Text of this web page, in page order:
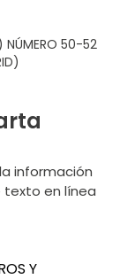
NÚMERO 50-52
información
texto en línea
Y